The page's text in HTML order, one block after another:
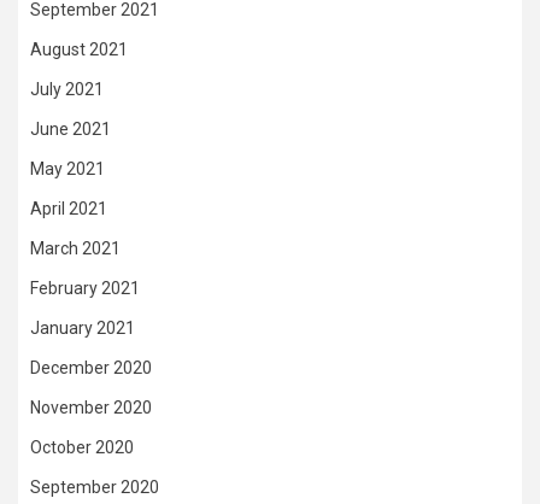
September 2021
August 2021
July 2021
June 2021
May 2021
April 2021
March 2021
February 2021
January 2021
December 2020
November 2020
October 2020
September 2020